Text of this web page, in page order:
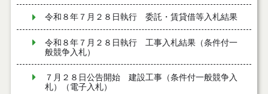
令和８年７月２８日執行 委託・賃貸借等入札結果
令和８年７月２８日執行 工事入札結果（条件付一
般競争入札）
７月２８日公告開始 建設工事（条件付一般競争入
札）（電子入札）